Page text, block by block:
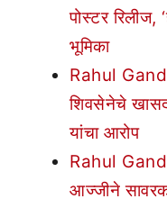
पोस्टर रिलीज,
भूमिका
Rahul
शिवसेनेचे
यांचा आरोप
Rahul
आज्जीने